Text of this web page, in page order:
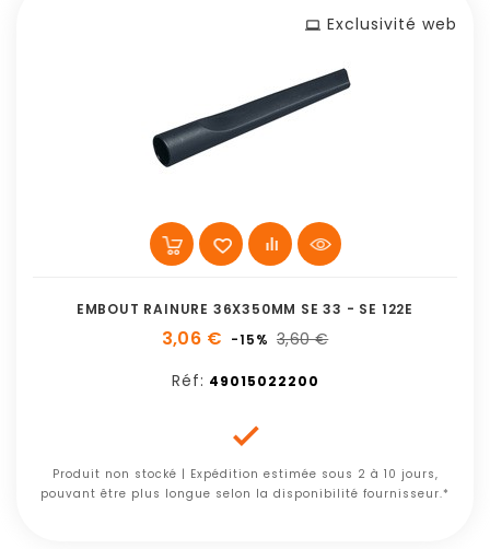
Exclusivité web
EMBOUT RAINURE 36X350MM SE 33 - SE 122E
3,06 € -15% 3,60 €
Réf: 49015022200

Produit non stocké | Expédition estimée sous 2 à 10 jours,
pouvant être plus longue selon la disponibilité fournisseur.*